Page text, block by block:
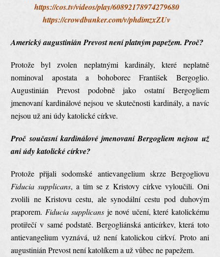
https://cos.tv/videos/play/60892178974279680
https://crowdbunker.com/v/phdimzxZUv
Americký augustinián Prevost není platným papežem. Proč?
Protože byl zvolen neplatnými kardinály, které neplatně
nominoval apostata a bohoborec František Bergoglio.
Augustinián Prevost podobně jako ostatní Bergogliem
jmenovaní kardinálové nejsou ve skutečnosti kardinály, a navíc
nejsou už ani údy katolické církve.
Proč současní kardinálové jmenovaní Bergogliem nejsou už
ani údy katolické církve?
Protože přijali sodomské antievangelium skrze Bergogliovu
Fiducia supplicans, a tím se z Kristovy církve vyloučili. Oni
zvolili ne Kristovu cestu, ale synodální cestu pod duhovým
praporem. Fiducia supplicans je nové učení, které katolickému
protiřečí v samé podstatě. Bergogliánská anticírkev, která toto
antievangelium vyznává, už není katolickou církví. Proto ani
augustinián Prevost není katolíkem a už vůbec ne papežem.